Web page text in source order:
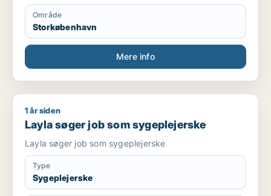
Område
Storkøbenhavn
Mere info
Layla søger job som sygeplejerske
1 år siden
Layla søger job som sygeplejerske
Layla søger job som sygeplejerske
Type
Sygeplejerske